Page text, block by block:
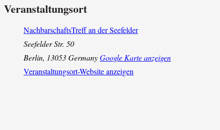
Veranstaltungsort
NachbarschaftsTreff an der Seefelder
Seefelder Str. 50
Berlin, 13053GermanyGoogle Karte anzeigen
Veranstaltungsort-Website anzeigen